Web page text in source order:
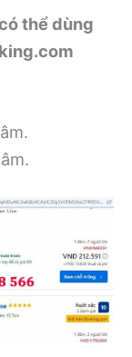
thể dùng